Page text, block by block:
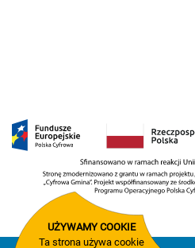
UŻYWAMY COOKIE
Ta strona używa cookie